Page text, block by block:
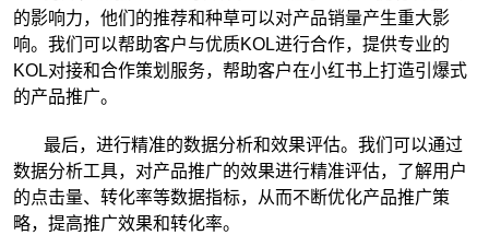
的影响力，他们的推荐和种草可以对产品销量产生重大影
响。我们可以帮助客户与优质KOL进行合作，提供专业的
KOL对接和合作策划服务，帮助客户在小红书上打造引爆式
的产品推广。
最后，进行精准的数据分析和效果评估。我们可以通过
数据分析工具，对产品推广的效果进行精准评估，了解用户
的点击量、转化率等数据指标，从而不断优化产品推广策
略，提高推广效果和转化率。